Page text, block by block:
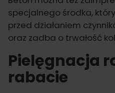
specjalnego środka,
przed działaniem
oraz zadba o trwałość
Pielęgnacja
rabacie